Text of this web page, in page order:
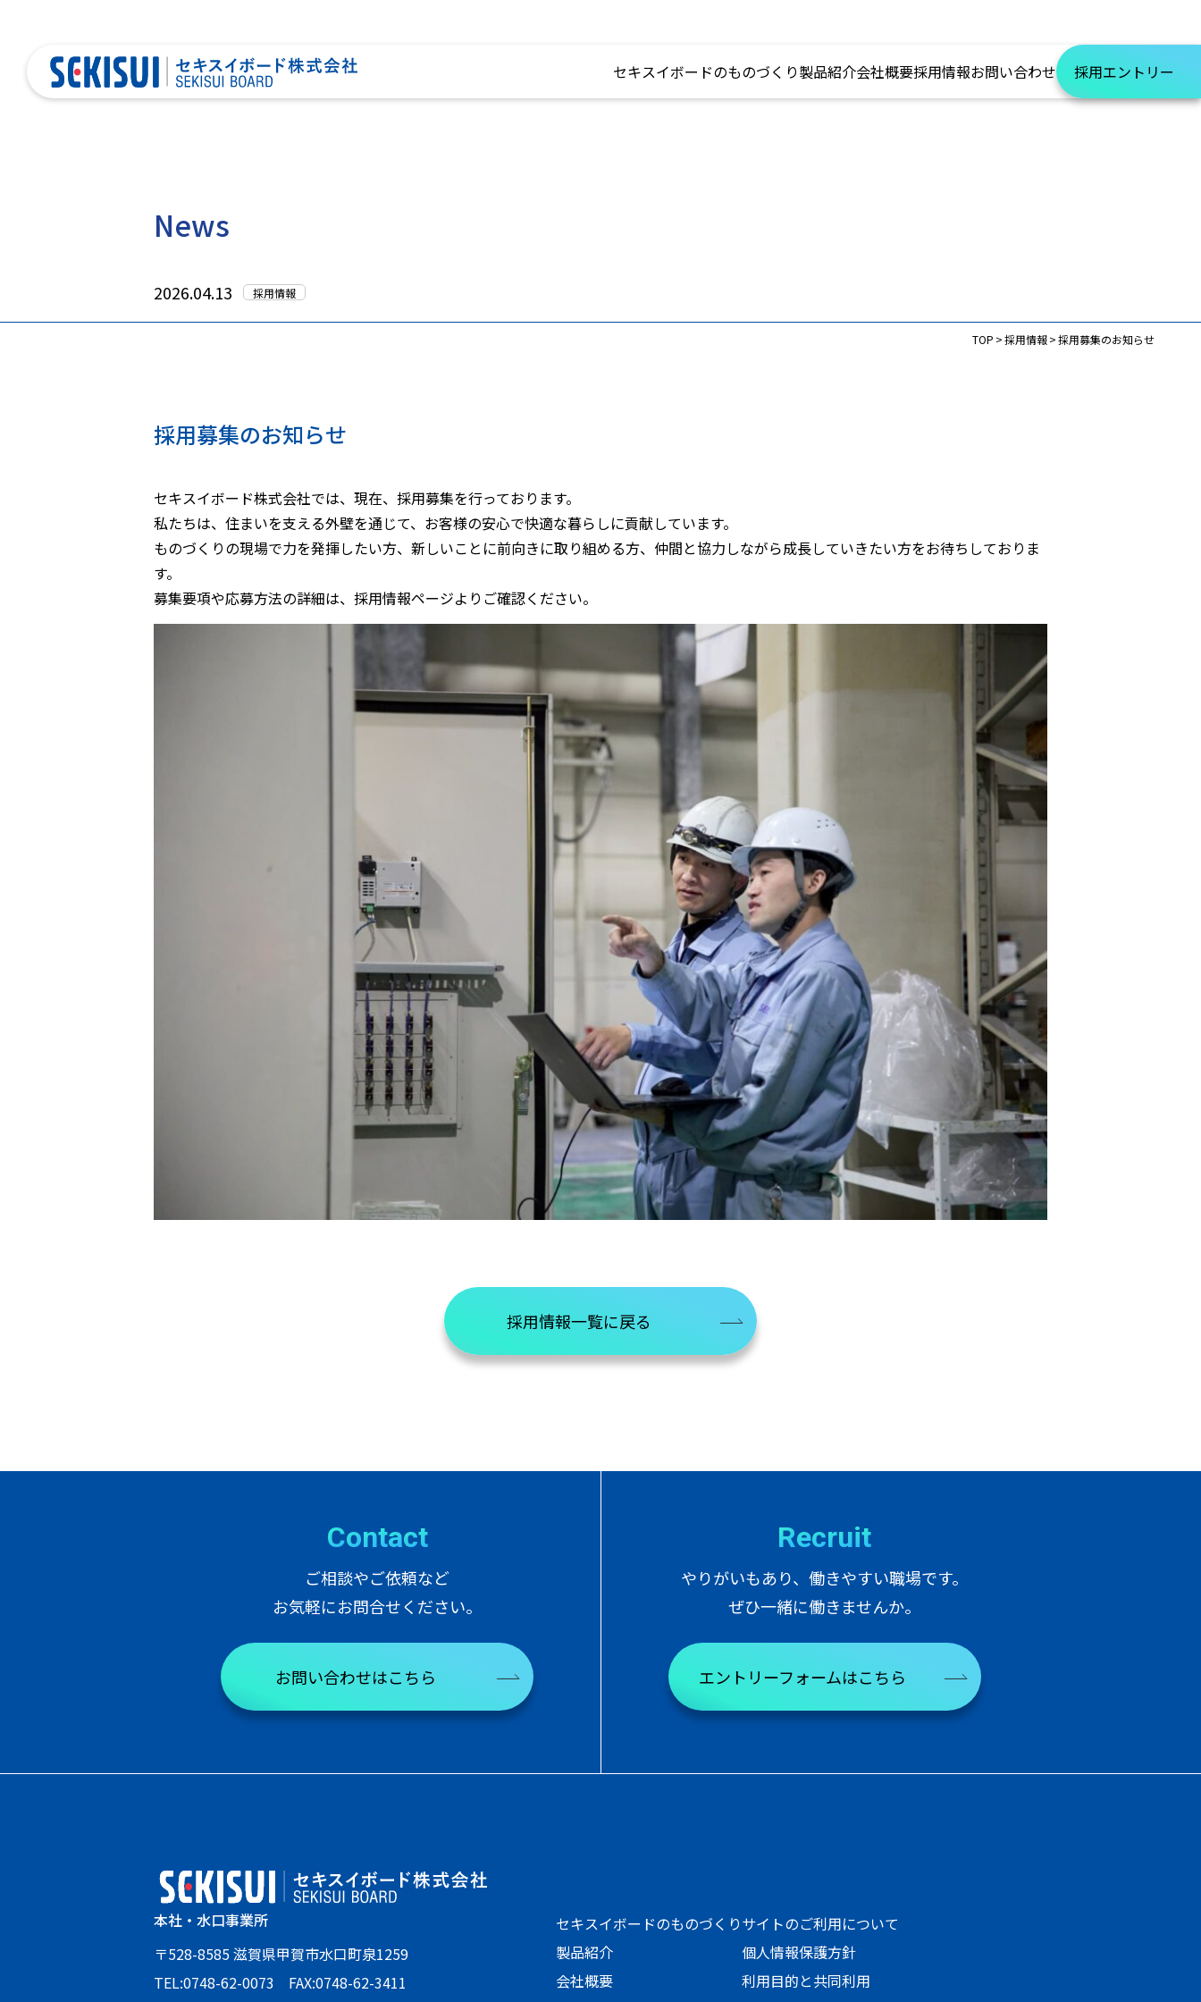
セキスイボードのものづくり製品紹介会社概要採用情報お問い合わせ 採用エントリー
News
2026.04.13 採用情報
TOP 採用情報 採用募集のお知らせ
採用募集のお知らせ
セキスイボード株式会社では、現在、採用募集を行っております。
私たちは、住まいを支える外壁を通じて、お客様の安心で快適な暮らしに貢献しています。
ものづくりの現場で力を発揮したい方、新しいことに前向きに取り組める方、仲間と協力しながら成長していきたい方をお待ちしておりま
す。
募集要項や応募方法の詳細は、採用情報ページよりご確認ください。
採用情報一覧に戻る
Contact
ご相談やご依頼など
お気軽にお問合せください。
お問い合わせはこちら
Recruit
やりがいもあり、働きやすい職場です。
ぜひ一緒に働きませんか。
エントリーフォームはこちら
本社・水口事業所
〒528-8585 滋賀県甲賀市水口町泉1259
TEL:0748-62-0073 FAX:0748-62-3411
セキスイボードのものづくり
製品紹介
会社概要
サイトのご利用について
個人情報保護方針
利用目的と共同利用